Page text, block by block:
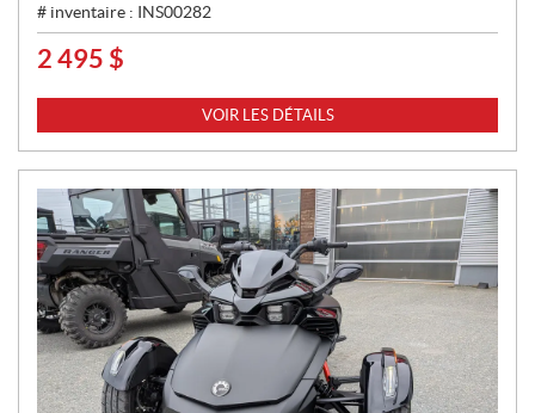
# inventaire : INS00282
P
X
:
2 495 $
VOIR LES DÉTAILS